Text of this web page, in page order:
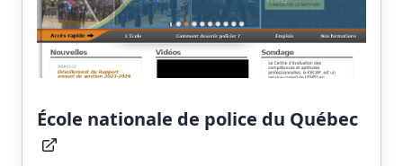
École nationale de police du Québec